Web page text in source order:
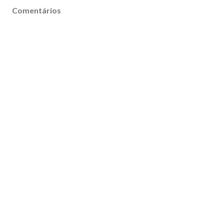
Comentários